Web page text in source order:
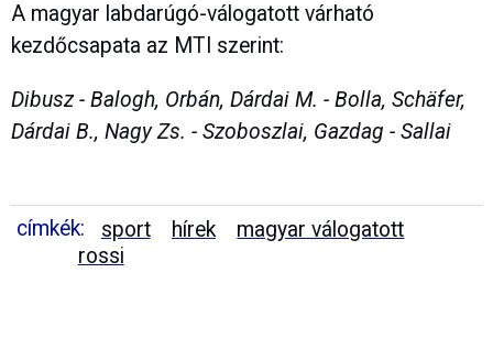
A magyar labdarúgó-válogatott várható
kezdőcsapata az MTI szerint:
Dibusz - Balogh, Orbán, Dárdai M. - Bolla, Schäfer,
Dárdai B., Nagy Zs. - Szoboszlai, Gazdag - Sallai
címkék: sport hírek
magyar válogatott
rossi